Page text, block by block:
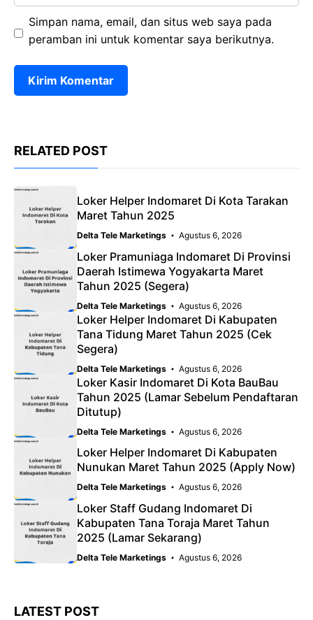
Simpan nama, email, dan situs web saya pada
peramban ini untuk komentar saya berikutnya.
RELATED POST
Loker Helper Indomaret Di Kota Tarakan
Maret Tahun 2025
Delta Tele Marketings Agustus 6, 2026
Loker Pramuniaga Indomaret Di Provinsi
Daerah Istimewa Yogyakarta Maret
Tahun 2025 (Segera)
Delta Tele Marketings Agustus 6, 2026
Loker Helper Indomaret Di Kabupaten
Tana Tidung Maret Tahun 2025 (Cek
Segera)
Delta Tele Marketings Agustus 6, 2026
Loker Kasir Indomaret Di Kota BauBau
Tahun 2025 (Lamar Sebelum Pendaftaran
Ditutup)
Delta Tele Marketings Agustus 6, 2026
Loker Helper Indomaret Di Kabupaten
Nunukan Maret Tahun 2025 (Apply Now)
Delta Tele Marketings Agustus 6, 2026
Loker Staff Gudang Indomaret Di
Kabupaten Tana Toraja Maret Tahun
2025 (Lamar Sekarang)
Delta Tele Marketings Agustus 6, 2026
LATEST POST